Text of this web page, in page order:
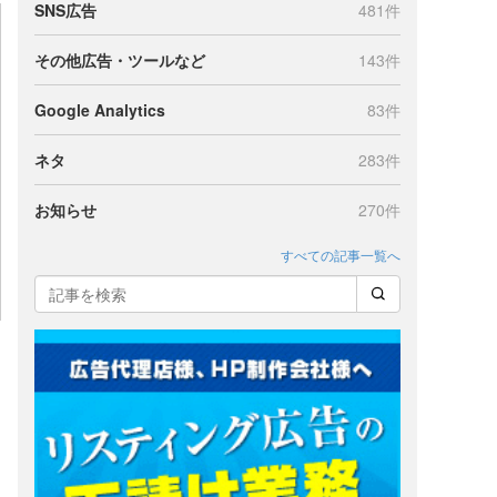
SNS広告 481件
その他広告・ツールなど 143件
Google Analytics 83件
ネタ 283件
お知らせ 270件
すべての記事一覧へ